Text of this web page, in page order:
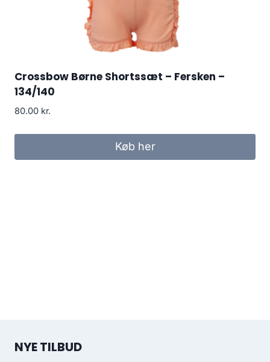
Crossbow Børne Shortssæt – Fersken –
134/140
80.00 kr.
Køb her
NYE TILBUD